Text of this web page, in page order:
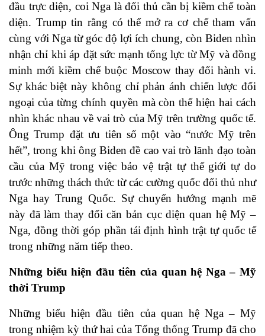
đầu trực diện, coi Nga là đối thủ cần bị kiềm chế toàn
diện. Trump tin rằng có thể mở ra cơ chế tham vấn
cùng với Nga từ góc độ lợi ích chung, còn Biden nhìn
nhận chỉ khi áp đặt sức mạnh tổng lực từ Mỹ và đồng
minh mới kiềm chế buộc Moscow thay đổi hành vi.
Sự khác biệt này không chỉ phản ánh chiến lược đối
ngoại của từng chính quyền mà còn thể hiện hai cách
nhìn khác nhau về vai trò của Mỹ trên trường quốc tế.
Ông Trump đặt ưu tiên số một vào “nước Mỹ trên
hết”, trong khi ông Biden đề cao vai trò lãnh đạo toàn
cầu của Mỹ trong việc bảo vệ trật tự thế giới tự do
trước những thách thức từ các cường quốc đối thủ như
Nga hay Trung Quốc. Sự chuyển hướng mạnh mẽ
này đã làm thay đổi căn bản cục diện quan hệ Mỹ –
Nga, đồng thời góp phần tái định hình trật tự quốc tế
trong những năm tiếp theo.
Những biểu hiện đầu tiên của quan hệ Nga – Mỹ
thời Trump
Những biểu hiện đầu tiên của quan hệ Nga – Mỹ
trong nhiệm kỳ thứ hai của Tổng thống Trump đã cho